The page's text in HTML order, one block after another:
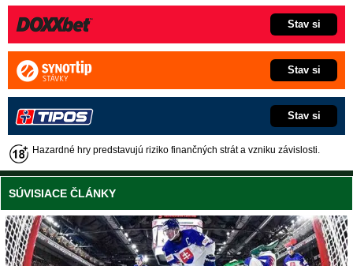
Stav si
Stav si
Stav si
Hazardné hry predstavujú riziko finančných strát a vzniku závislosti.
SÚVISIACE ČLÁNKY